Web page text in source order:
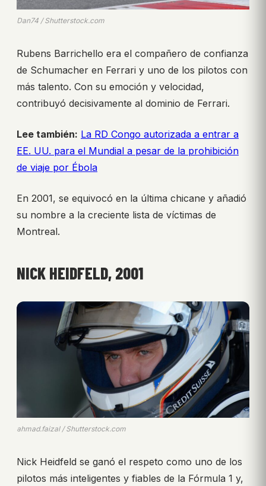
Dan74 / Shutterstock.com
Rubens Barrichello era el compañero de confianza
de Schumacher en Ferrari y uno de los pilotos con
más talento. Con su emoción y velocidad,
contribuyó decisivamente al dominio de Ferrari.
Lee también: La RD Congo autorizada a entrar a
EE. UU. para el Mundial a pesar de la prohibición
de viaje por Ébola
En 2001, se equivocó en la última chicane y añadió
su nombre a la creciente lista de víctimas de
Montreal.
NICK HEIDFELD, 2001
ahmad.faizal / Shutterstock.com
Nick Heidfeld se ganó el respeto como uno de los
pilotos más inteligentes y fiables de la Fórmula 1 y,